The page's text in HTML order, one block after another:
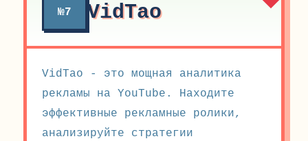
№7 VidTao
VidTao - это мощная аналитика
рекламы на YouTube. Находите
эффективные рекламные ролики,
анализируйте стратегии